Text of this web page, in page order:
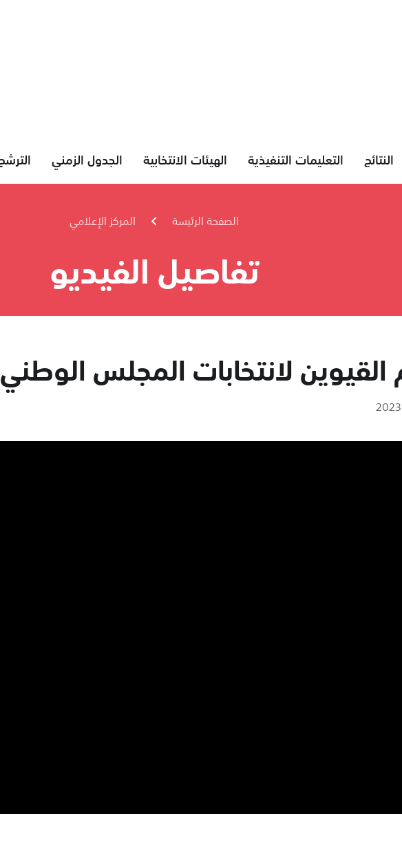
النتائج التعليمات التنفيذية الهيئات الانتخابية الجدول الزمني
الصفحة الرئيسة المركز الإعلامي
تفاصيل الفيديو
لانتخابات المجلس الوطني